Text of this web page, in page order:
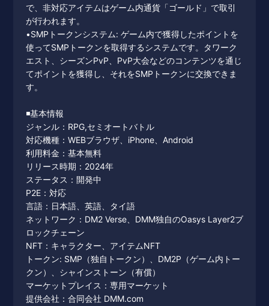
で、非対応アイテムはゲーム内通貨「ゴールド」で取引
が行われます。
•SMPトークンシステム: ゲーム内で獲得したポイントを
使ってSMPトークンを取得するシステムです。タワーク
エスト、シーズンPvP、PvP大会などのコンテンツを通じ
てポイントを獲得し、それをSMPトークンに交換できま
す。
◾️基本情報
ジャンル：RPG,セミオートバトル
対応機種：WEBブラウザ、iPhone、Android
利用料金：基本無料
リリース時期：2024年
ステータス：開発中
P2E：対応
言語：日本語、英語、タイ語
ネットワーク：DM2 Verse、DMM独自のOasys Layer2ブ
ロックチェーン
NFT：キャラクター、アイテムNFT
トークン: SMP（独自トークン）、DM2P（ゲーム内トー
クン）、シャインストーン（有償）
マーケットプレイス：専用マーケット
提供会社：合同会社 DMM.com